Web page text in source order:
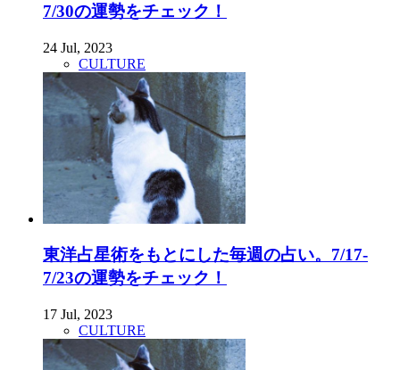
7/30の運勢をチェック！
24 Jul, 2023
CULTURE
東洋占星術をもとにした毎週の占い。7/17-
7/23の運勢をチェック！
17 Jul, 2023
CULTURE